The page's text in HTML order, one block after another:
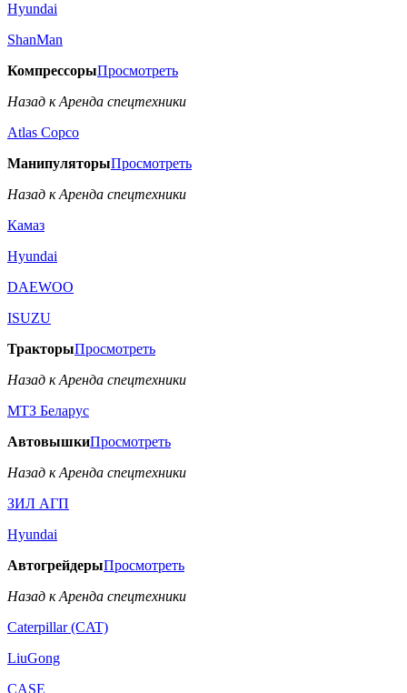
Hyundai
ShanMan
КомпрессорыПросмотреть
Назад к Аренда спецтехники
Аtlas Copco
МанипуляторыПросмотреть
Назад к Аренда спецтехники
Камаз
Hyundai
DAEWOO
ISUZU
ТракторыПросмотреть
Назад к Аренда спецтехники
МТЗ Беларус
АвтовышкиПросмотреть
Назад к Аренда спецтехники
ЗИЛ АГП
Hyundai
АвтогрейдерыПросмотреть
Назад к Аренда спецтехники
Caterpillar (CAT)
LiuGong
CASE